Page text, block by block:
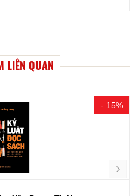
LIÊN QUAN
- 15%